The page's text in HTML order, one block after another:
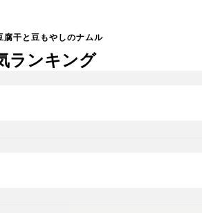
腐干と豆もやしのナムル
ランキング